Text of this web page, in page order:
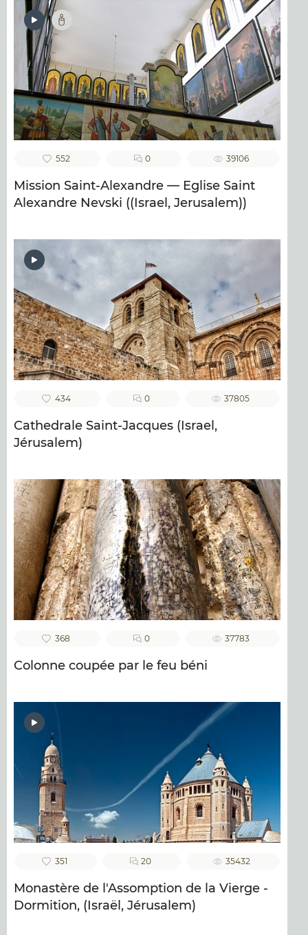
552 0 39106
Mission Saint-Alexandre — Eglise Saint
Alexandre Nevski ((Israel, Jerusalem))
434 0 37805
Cathedrale Saint-Jacques (Israel,
Jérusalem)
368 0 37783
Colonne coupée par le feu béni
351 20 35432
Monastère de l'Assomption de la Vierge -
Dormition, (Israël, Jérusalem)